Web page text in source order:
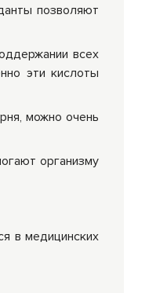
позволяют
всех
эти кислоты
можно очень
организму
в медицинских